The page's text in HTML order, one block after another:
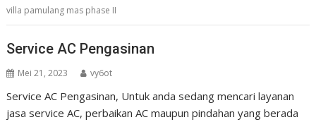
villa pamulang mas phase II
Service AC Pengasinan
Mei 21, 2023 vy6ot
Service AC Pengasinan, Untuk anda sedang mencari layanan
jasa service AC, perbaikan AC maupun pindahan yang berada